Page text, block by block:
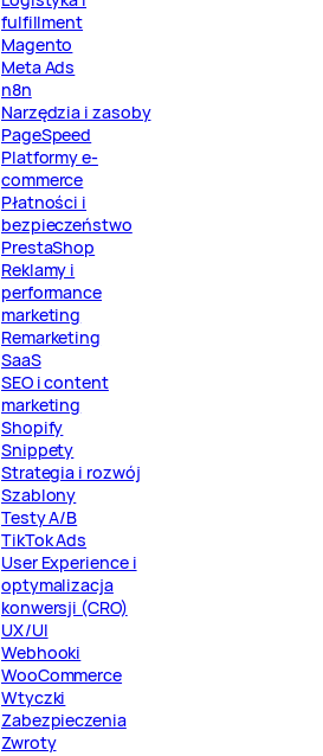
fulfillment
Magento
Meta Ads
n8n
Narzędzia i zasoby
PageSpeed
Platformy e-
commerce
Płatności i
bezpieczeństwo
PrestaShop
Reklamy i
performance
marketing
Remarketing
SaaS
SEO i content
marketing
Shopify
Snippety
Strategia i rozwój
Szablony
Testy A/B
TikTok Ads
User Experience i
optymalizacja
konwersji (CRO)
UX/UI
Webhooki
WooCommerce
Wtyczki
Zabezpieczenia
Zwroty